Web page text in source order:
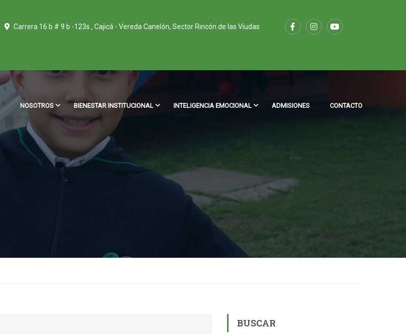
Carrera 16 b # 9 b -123s , Cajicá - Vereda Canelón, Sector Rincón de las Viudas
NOSOTROS BIENESTAR INSTITUCIONAL INTELIGENCIA EMOCIONAL ADMISIONES CONTACTO
BUSCAR